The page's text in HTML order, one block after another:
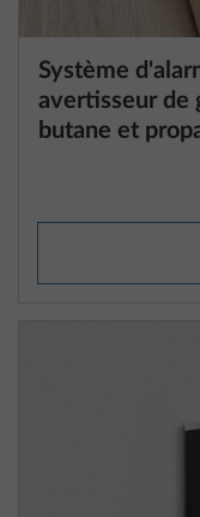
Système
avertisseur de
butane et